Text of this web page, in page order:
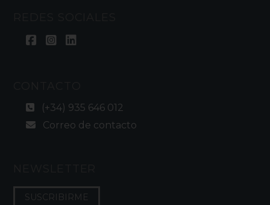
(+34) 935 646 012
Correo de contacto
SUSCRIBIRME